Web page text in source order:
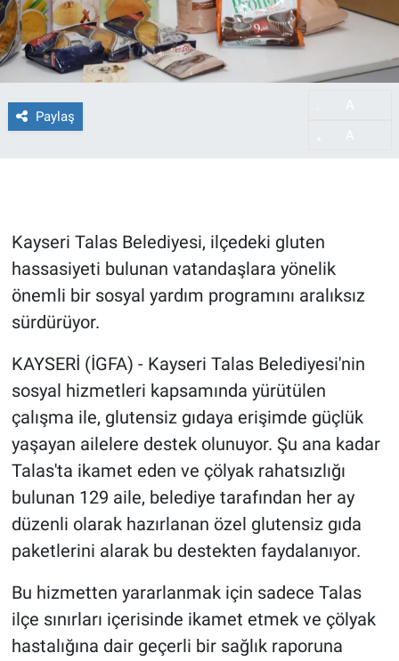
Paylaş
Kayseri Talas Belediyesi, ilçedeki gluten
hassasiyeti bulunan vatandaşlara yönelik
önemli bir sosyal yardım programını aralıksız
sürdürüyor.
KAYSERİ (İGFA) - Kayseri Talas Belediyesi'nin
sosyal hizmetleri kapsamında yürütülen
çalışma ile, glutensiz gıdaya erişimde güçlük
yaşayan ailelere destek olunuyor. Şu ana kadar
Talas'ta ikamet eden ve çölyak rahatsızlığı
bulunan 129 aile, belediye tarafından her ay
düzenli olarak hazırlanan özel glutensiz gıda
paketlerini alarak bu destekten faydalanıyor.
Bu hizmetten yararlanmak için sadece Talas
ilçe sınırları içerisinde ikamet etmek ve çölyak
hastalığına dair geçerli bir sağlık raporuna